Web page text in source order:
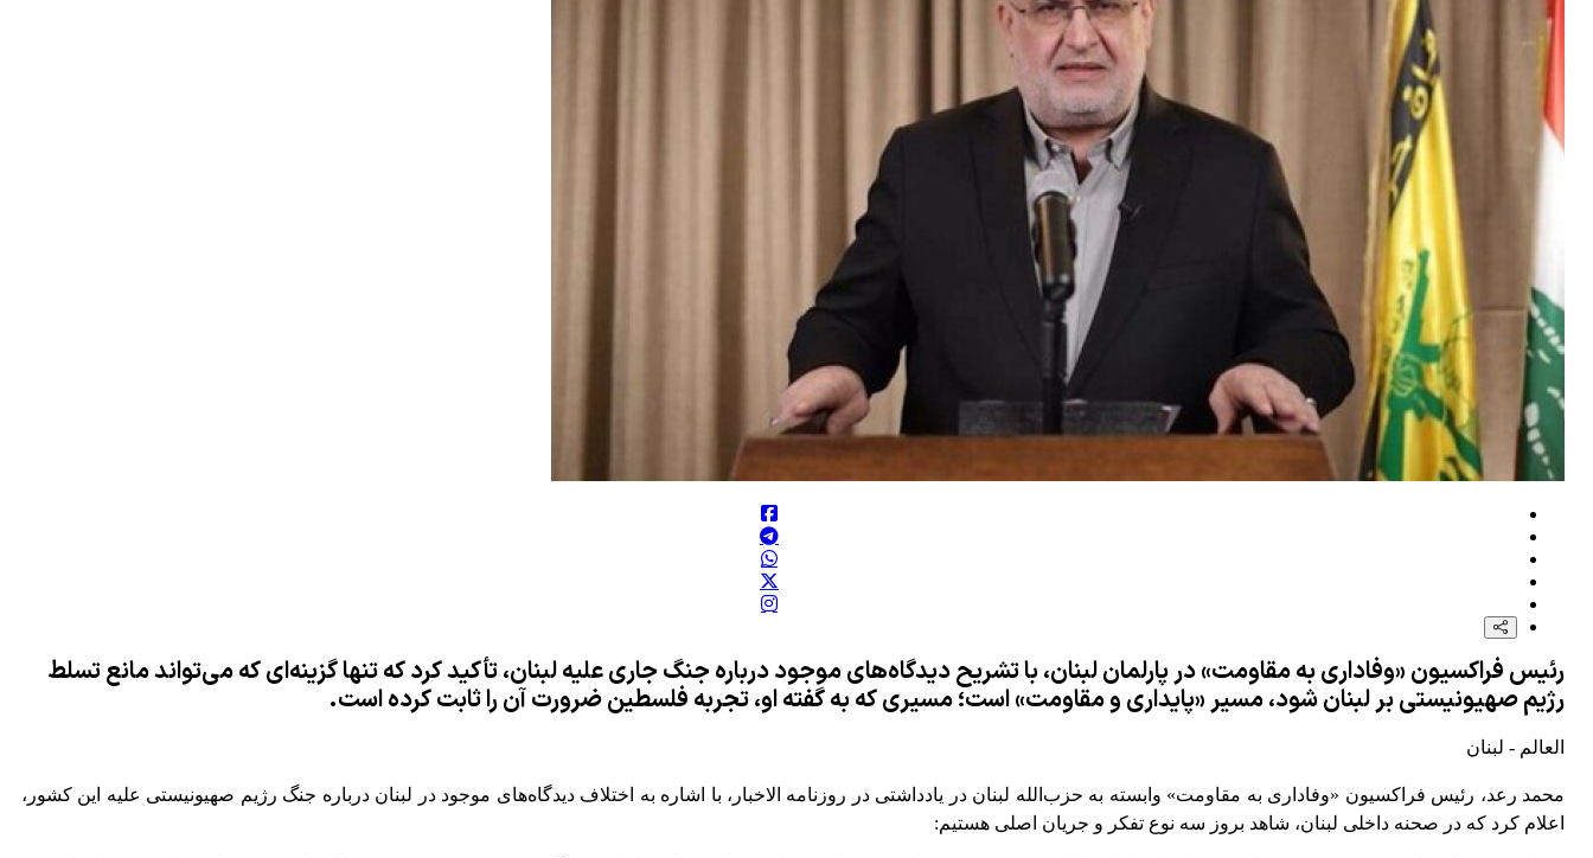
سردرگمی تل‌آویو در برابر توافق و افزایش ترس از امتیازدهی آمریکا! +فیلم
کارشناس نظامی یمنی: عملیات یمن، طرح گسترده عربستان را خنثی کرد +فیلم
هشدار پکن به توکیو: با آتش بازی نکنید
رئیس فراکسیون «وفاداری به مقاومت» در پارلمان لبنان، با تشریح دیدگاه‌های موجود درباره جنگ جاری علیه لبنان، تأکید کرد که تنها گزینه‌ای که می‌تواند مانع تسلط
رژیم صهیونیستی بر لبنان شود، مسیر «پایداری و مقاومت» است؛ مسیری که به گفته او، تجربه فلسطین ضرورت آن را ثابت کرده است.
العالم - لبنان
محمد رعد، رئیس فراکسیون «وفاداری به مقاومت» وابسته به حزب‌الله لبنان در یادداشتی در روزنامه الاخبار، با اشاره به اختلاف دیدگاه‌های موجود در لبنان درباره جنگ رژیم صهیونیستی علیه این کشور،
اعلام کرد که در صحنه داخلی لبنان، شاهد بروز سه نوع تفکر و جریان اصلی هستیم: